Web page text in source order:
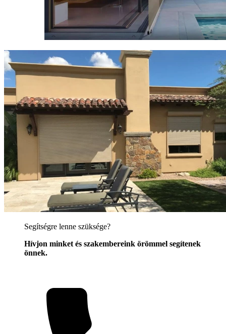
Segítségre lenne szüksége?
Hívjon minket és szakembereink örömmel segítenek
önnek.